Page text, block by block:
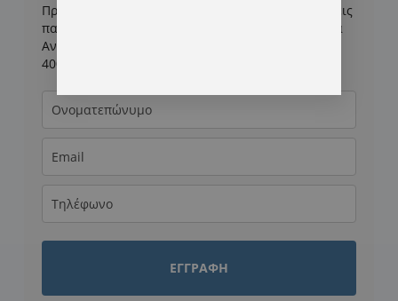
Προϋπόθεση για να λάβεις μέρος είναι να μην έχεις
παρακολουθήσει ήδη κάποιο από τα προγράμματα
Ανέργων 1.000€ ή Ανέργων 400€ ή Εργαζομένων
400€.
ΕΓΓΡΑΦΗ